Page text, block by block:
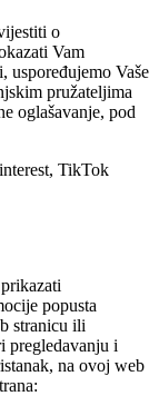
o
Vam
uspoređujemo Vaše
pružateljima
oglašavanje, pod
TikTok
popusta
stranicu ili
pregledavanju i
na ovoj web